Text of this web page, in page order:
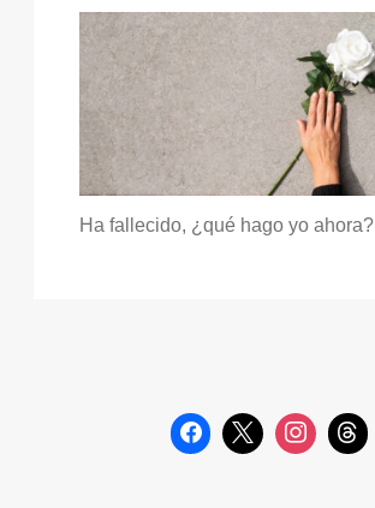
Ha fallecido, ¿qué hago yo ahora?